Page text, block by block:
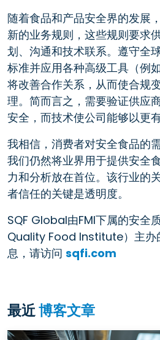
随着食品和产品安全界的发展
新的业务规则，这些规则要求
划、沟通和技术联系。遵守全
标准并应用各种高级工具（例
将改善合作关系，从而使合规
理。简而言之，需要验证供应
安全，而技术使公司能够以更
我相信，消费者对安全食品的
我们仍然将业界用于提供安全
力和分析放在首位。该行业的
者信任的关键是透明度。
SQF Global由FMI下属的安全
Quality Food Institute）主办
息，请访问 sqfi.com
最近博客文章